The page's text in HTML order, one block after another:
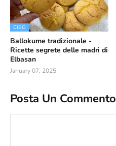
CIBO
Ballokume tradizionale -
Ricette segrete delle madri di
Elbasan
January 07, 2025
Posta Un Commento